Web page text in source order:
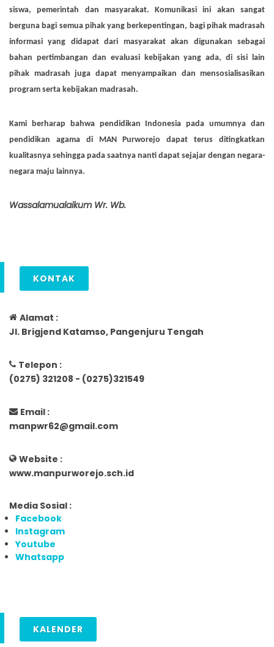
siswa, pemerintah dan masyarakat. Komunikasi ini akan sangat
berguna bagi semua pihak yang berkepentingan, bagi pihak madrasah
informasi yang didapat dari masyarakat akan digunakan sebagai
bahan pertimbangan dan evaluasi kebijakan yang ada, di sisi lain
pihak madrasah juga dapat menyampaikan dan mensosialisasikan
program serta kebijakan madrasah.
Kami berharap bahwa pendidikan Indonesia pada umumnya dan
pendidikan agama di MAN Purworejo dapat terus ditingkatkan
kualitasnya sehingga pada saatnya nanti dapat sejajar dengan negara-
negara maju lainnya.
Wassalamualaikum Wr. Wb.
KONTAK
Alamat :
Jl. Brigjend Katamso, Pangenjuru Tengah
Telepon :
(0275) 321208 - (0275)321549
Email :
manpwr62@gmail.com
Website :
www.manpurworejo.sch.id
Media Sosial :
Facebook
Instagram
Youtube
Whatsapp
KALENDER